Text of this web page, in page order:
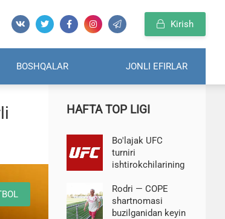
Kirish
BOSHQALAR JONLI EFIRLAR
HAFTA TOP LIGI
Bo'lajak UFC
turniri
ishtirokchilarining
natijalari
Rodri — COPE
shartnomasi
buzilganidan keyin